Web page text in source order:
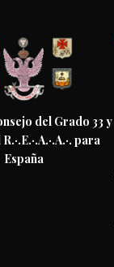
del Grado 33 y
para
España